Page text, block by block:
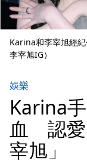
Karina和李宰旭經
李宰旭IG）
娛樂
Karina
血 認愛
宰旭」